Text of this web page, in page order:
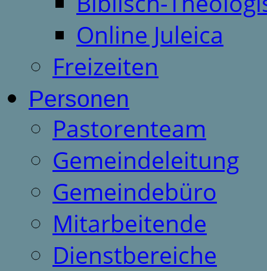
Online Juleica
Freizeiten
Personen
Pastorenteam
Gemeindeleitung
Gemeindebüro
Mitarbeitende
Dienstbereiche